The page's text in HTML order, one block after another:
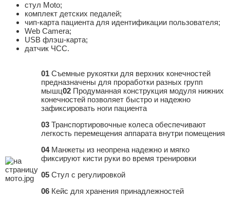
стул Moto;
комплект детских педалей;
чип-карта пациента для идентификации пользователя;
Web Camera;
USB флэш-карта;
датчик ЧСС.
01 Съемные рукоятки для верхних конечностей
предназначены для проработки разных групп
мышц02 Продуманная конструкция модуля нижних
конечностей позволяет быстро и надежно
зафиксировать ноги пациента
03 Транспортировочные колеса обеспечивают
легкость перемещения аппарата внутри помещения
04Манжеты из неопрена надежно и мягко
фиксируют кисти руки во время тренировки
05 Стул с регулировкой
06 Кейс для хранения принадлежностей